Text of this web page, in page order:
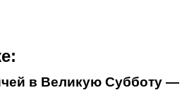
в Великую Субботу —